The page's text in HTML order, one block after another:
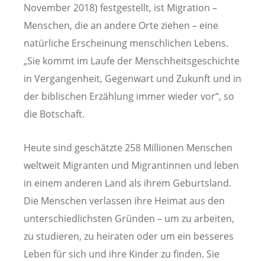
November 2018) festgestellt, ist Migration –
Menschen, die an andere Orte ziehen – eine
natürliche Erscheinung menschlichen Lebens.
„Sie kommt im Laufe der Menschheitsgeschichte
in Vergangenheit, Gegenwart und Zukunft und in
der biblischen Erzählung immer wieder vor“, so
die Botschaft.
Heute sind geschätzte 258 Millionen Menschen
weltweit Migranten und Migrantinnen und leben
in einem anderen Land als ihrem Geburtsland.
Die Menschen verlassen ihre Heimat aus den
unterschiedlichsten Gründen – um zu arbeiten,
zu studieren, zu heiraten oder um ein besseres
Leben für sich und ihre Kinder zu finden. Sie